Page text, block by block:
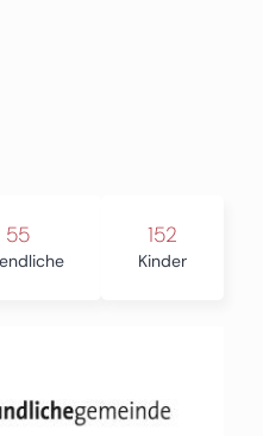
55 152
Kinder